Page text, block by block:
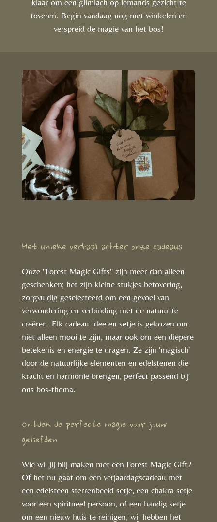
klaar om een glimlach op iemands gezicht te
toveren. Begin vandaag nog met winkelen en
verspreid de magie van het bos!
Het unieke verhaal achter onze cadeaus
Onze "Forest Magic Gifts" zijn meer dan alleen
geschenken; het zijn kleine stukjes betovering,
zorgvuldig geselecteerd om een gevoel van
verwondering en verbinding met de natuur te
creëren. Elk cadeau-idee en setje is gekozen om
niet alleen mooi te zijn, maar ook om een diepere
betekenis en energie te dragen. Ze zijn 'magisch'
door de natuurlijke elementen en edelstenen die
kracht en harmonie brengen, perfect passend bij
ons bos-thema.
Ontdek de perfecte magie voor jouw
geliefden
Wie wil jij blij maken met een Forest Magic Gift?
Of het nu gaat om een verjaardagscadeau met
een edelsteen sterrenbeeld setje, een chakra setje
voor een spiritueel persoon, of een handig setje
om een nieuw huis te reinigen, wij hebben het